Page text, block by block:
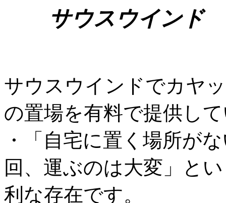
サウスウインド
サウスウインドでカヤ
の置場を有料で提供し
・「自宅に置く場所が
回、運ぶのは大変」と
利な存在です。